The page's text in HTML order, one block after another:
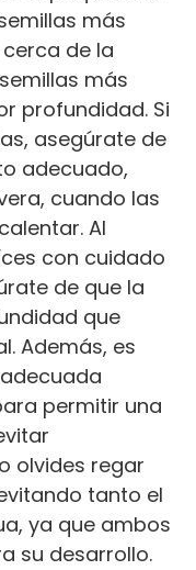
más
de la
más
profundidad. Si
asegúrate de
adecuado,
cuando las
Al
con cuidado
de que la
que
Además, es
permitir una
olvides regar
tanto el
ya que ambos
su desarrollo.